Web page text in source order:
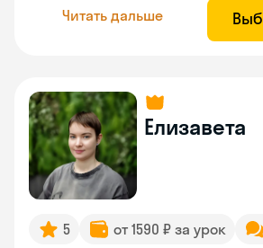
Читать дальше
Елизавета
5 от 1590 ₽ за урок